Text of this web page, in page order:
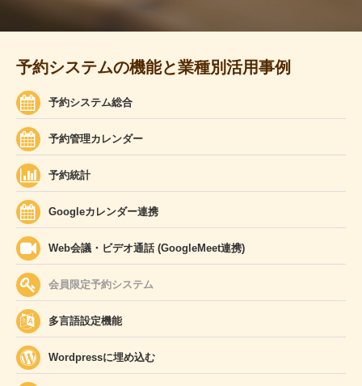
予約システムの機能と業種別活用事例
予約システム総合
予約管理カレンダー
予約統計
Googleカレンダー連携
Web会議・ビデオ通話 (GoogleMeet連携)
会員限定予約システム
多言語設定機能
Wordpressに埋め込む